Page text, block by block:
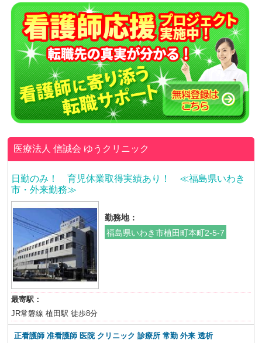
医療法人 信誠会 ゆうクリニック
日勤のみ！ 育児休業取得実績あり！ ≪福島県いわき
市・外来勤務≫
勤務地：
福島県いわき市植田町本町2-5-7
最寄駅：
JR常磐線 植田駅 徒歩8分
正看護師 准看護師 医院 クリニック 診療所 常勤 外来 透析